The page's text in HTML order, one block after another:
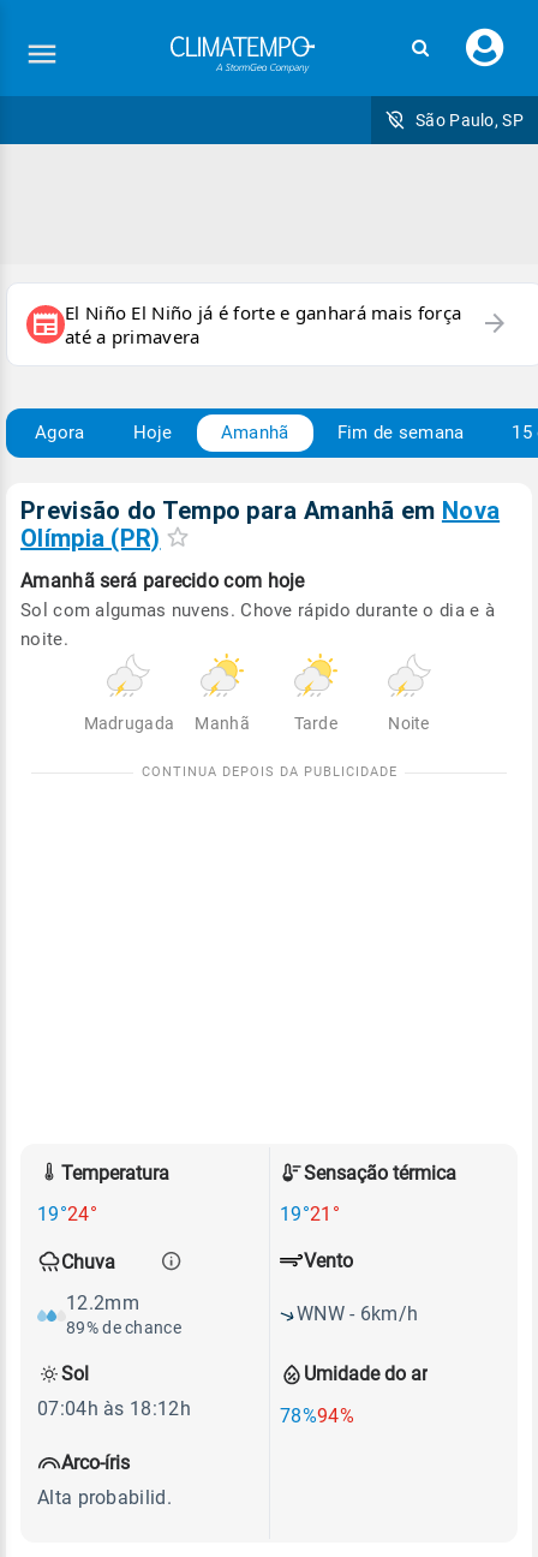
seu
São Paulo, SP
newspaper El Niño El Niño já é forte e ganhará mais força
até a primavera
arrow_forward
Agora Hoje Amanhã Fim de semana 15
Previsão do Tempo para Amanhã em Nova
Olímpia (PR)
Amanhã será parecido com hoje
Sol com algumas nuvens. Chove rápido durante o dia e à
noite.
Madrugada Manhã Tarde Noite
Temperatura
19°24°
Sensação térmica
19°21°
Chuva
12.2mm
89% de chance
Umidade do ar
78%94%
Vento
WNW - 6km/h
Sol
07:04h às 18:12h
Arco-íris
Alta probabilid.